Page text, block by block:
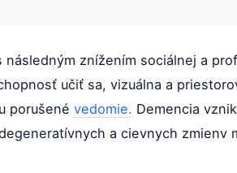
znížením sociálnej a
učiť sa, vizuálna a
porušené vedomie. Demencia
a cievnych zmienv